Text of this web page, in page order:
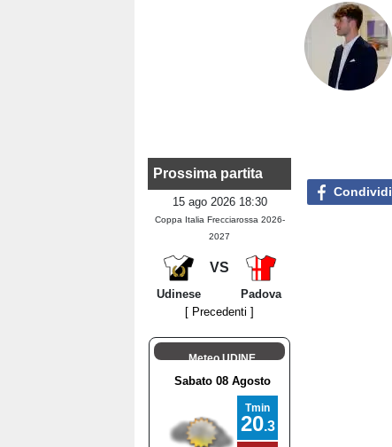
Prossima partita
15 ago 2026 18:30
Coppa Italia Frecciarossa 2026-
2027
VS
Udinese
Padova
[ Precedenti ]
Meteo UDINE
Condividi